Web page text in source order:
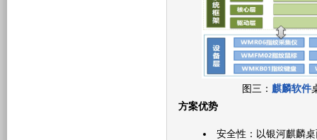
图三： 麒麟软件
方案优势
安全性：以银河麒麟